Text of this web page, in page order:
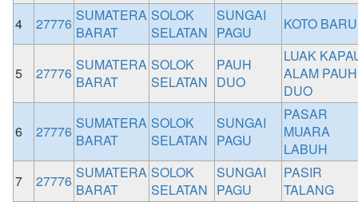
4
27776 SUMATERA
BARAT
SOLOK
SELATAN
SUNGAI
PAGU
KOTO BARU
5 27776 SUMATERA
BARAT
SOLOK
SELATAN
PAUH
DUO
LUAK
ALAM PAUH
DUO
6 27776 SUMATERA
BARAT
SOLOK
SELATAN
SUNGAI
PAGU
PASAR
MUARA
LABUH
7
27776 SUMATERA
BARAT
SOLOK
SELATAN
SUNGAI
PAGU
PASIR
TALANG